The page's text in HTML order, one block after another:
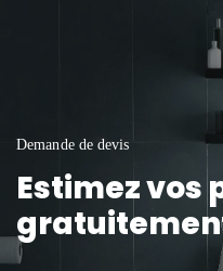
Demande de devis
Estimez vos